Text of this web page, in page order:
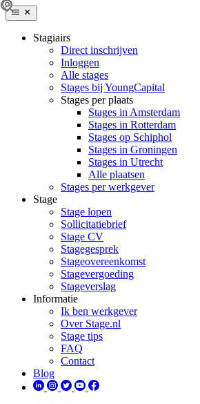
Stagiairs
Direct inschrijven
Inloggen
Alle stages
Stages bij YoungCapital
Stages per plaats
Stages in Amsterdam
Stages in Rotterdam
Stages op Schiphol
Stages in Groningen
Stages in Utrecht
Alle plaatsen
Stages per werkgever
Stage
Stage lopen
Sollicitatiebrief
Stage CV
Stagegesprek
Stageovereenkomst
Stagevergoeding
Stageverslag
Informatie
Ik ben werkgever
Over Stage.nl
Stage tips
FAQ
Contact
Blog